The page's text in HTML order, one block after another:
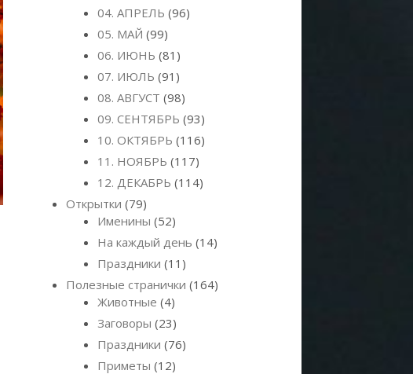
04. АПРЕЛЬ (96)
05. МАЙ (99)
06. ИЮНЬ (81)
07. ИЮЛЬ (91)
08. АВГУСТ (98)
09. СЕНТЯБРЬ (93)
10. ОКТЯБРЬ (116)
11. НОЯБРЬ (117)
12. ДЕКАБРЬ (114)
Открытки (79)
Именины (52)
На каждый день (14)
Праздники (11)
Полезные странички (164)
Животные (4)
Заговоры (23)
Праздники (76)
Приметы (12)